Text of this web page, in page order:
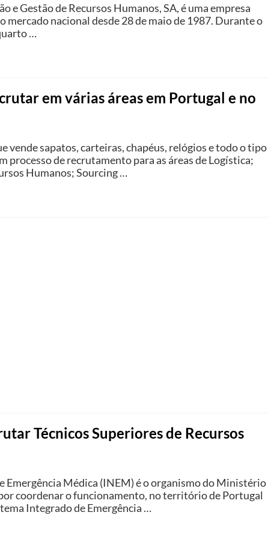
e Gestão de Recursos Humanos, SA, é uma empresa
mercado nacional desde 28 de maio de 1987. Durante o
…
em várias áreas em Portugal e no
vende sapatos, carteiras, chapéus, relógios e todo o tipo
processo de recrutamento para as áreas de Logística;
Humanos; Sourcing …
Técnicos Superiores de Recursos
Médica (INEM) é o organismo do Ministério
coordenar o funcionamento, no território de Portugal
Integrado de Emergência …